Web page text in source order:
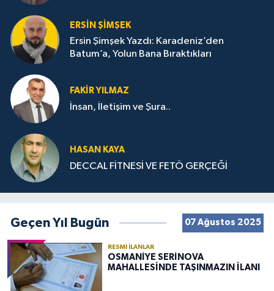
ERSIN ŞIMŞEK
Ersin Şimşek Yazdı: Karadeniz’den
Batum’a, Yolun Bana Bıraktıkları
FAKIR YILMAZ
İnsan, İletişim ve Şura..
HASAN KAYA
DECCAL FİTNESİ VE FETÖ GERÇEĞİ
Geçen Yıl Bugün 07 Ağustos 2025
RESMI İLANLAR
OSMANİYE SERİNOVA
MAHALLESİNDE TAŞINMAZIN İLANI